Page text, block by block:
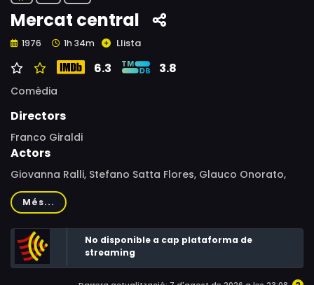
Mercat central
1976 1h 34m Llista
6.3 3.8
Comèdia
Directors
Franco Giraldi
Actors
Giovanna Ralli, Stefano Satta Flores, Glauco Onorato,
Renato Scarpa, Ennio Antonelli, Alessandra Vazzoler,
Mario Carotenuto, Franco Citti, Aristide Caporale, Alba
Maiolini, Antonio Cosenza
Més...
No disponible a cap plataforma de
streaming